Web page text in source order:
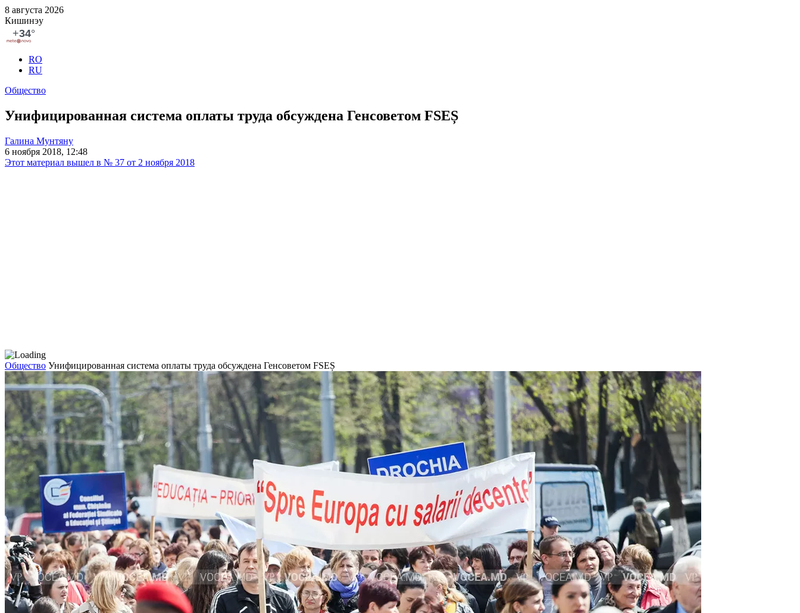
8 августа 2026
Кишинэу
RO
RU
Общество
Унифицированная система оплаты труда обсуждена Генсоветом FSEȘ
Галина Мунтяну
6 ноября 2018, 12:48
Этот материал вышел в № 37 от 2 ноября 2018
Общество Унифицированная система оплаты труда обсуждена Генсоветом FSEȘ